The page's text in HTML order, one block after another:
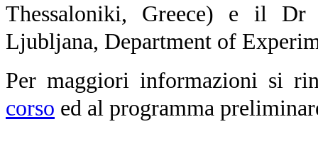
Thessaloniki, Greece) e il Dr
Ljubljana, Department of
Per maggiori informazioni si
corso ed al programma